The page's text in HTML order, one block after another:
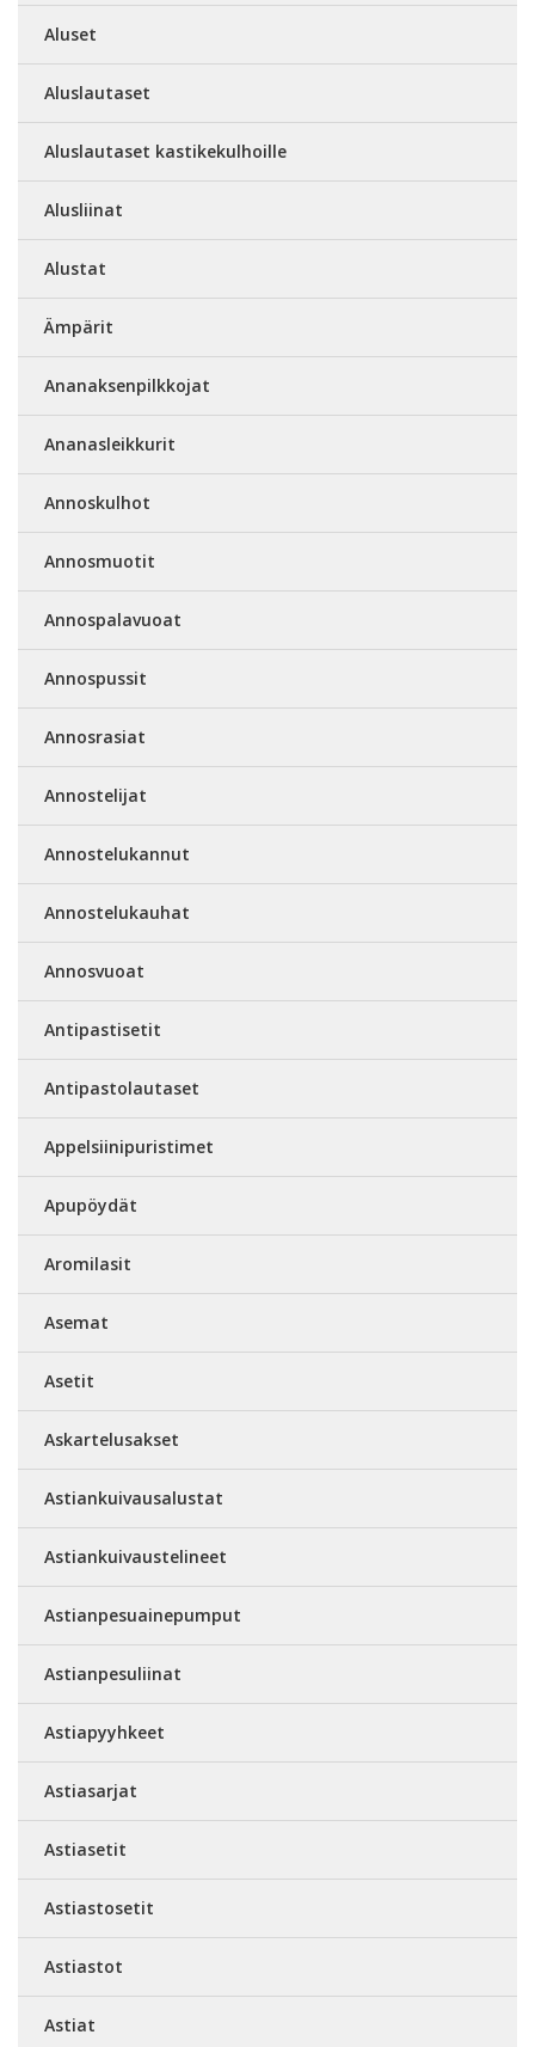
Aluset
Aluslautaset
Aluslautaset kastikekulhoille
Alusliinat
Alustat
Ämpärit
Ananaksenpilkkojat
Ananasleikkurit
Annoskulhot
Annosmuotit
Annospalavuoat
Annospussit
Annosrasiat
Annostelijat
Annostelukannut
Annostelukauhat
Annosvuoat
Antipastisetit
Antipastolautaset
Appelsiinipuristimet
Apupöydät
Aromilasit
Asemat
Asetit
Askartelusakset
Astiankuivausalustat
Astiankuivaustelineet
Astianpesuainepumput
Astianpesuliinat
Astiapyyhkeet
Astiasarjat
Astiasetit
Astiastosetit
Astiastot
Astiat